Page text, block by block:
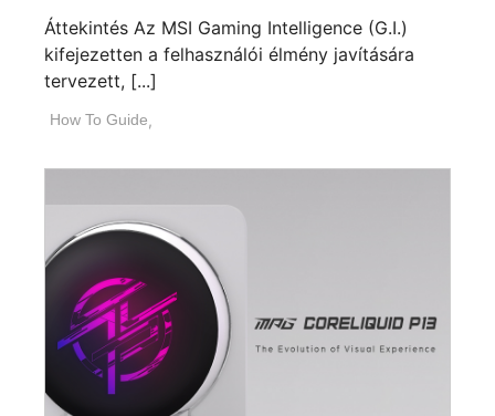
Áttekintés Az MSI Gaming Intelligence (G.I.)
kifejezetten a felhasználói élmény javítására
tervezett, [...]
How To Guide,